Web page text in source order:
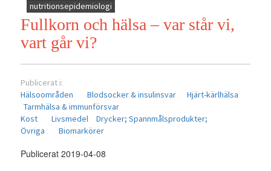
nutritionsepidemiologi
Fullkorn och hälsa – var står vi,
vart går vi?
Publicerat i:
Hälsoområden
Blodsocker & insulinsvar
Hjärt-kärlhälsa
Tarmhälsa & immunförsvar
Kost
Livsmedel Drycker;Spannmålsprodukter;
Övriga
Biomarkörer
Publicerat 2019-04-08